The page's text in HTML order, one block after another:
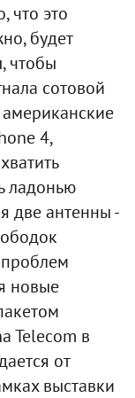
что это
будет
чтобы
сотовой
4,
ладонью
две антенны -
новые
Telecom в
от
выставки